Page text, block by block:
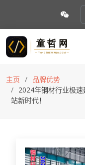
主页
品牌优势
2024年钢材行业极
站新时代！